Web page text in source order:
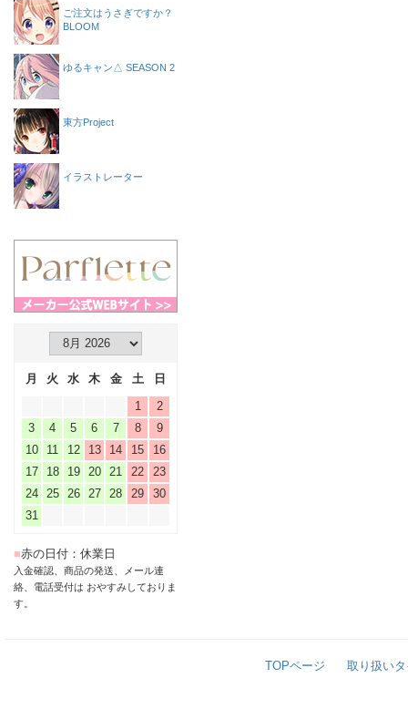
ご注文はうさぎですか？
BLOOM
ゆるキャン△ SEASON 2
東方Project
イラストレーター
月 火 水 木 金 土
日
1
2
3
4 5 6 7 8
9
10
11 12 13 14 15
16
17
18 19 20 21 22
23
24
25 26 27 28 29
30
31
■赤の日付：休業日
入金確認、商品の発送、メール連
絡、電話受付は おやすみしておりま
す。
TOPページ 取り扱い